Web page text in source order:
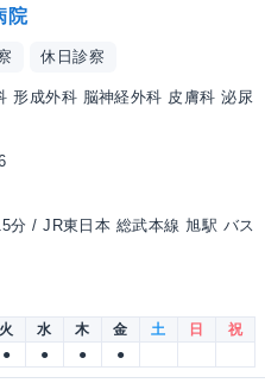
院
休日診察
形成外科 脳神経外科 皮膚科 泌尿
分 / JR東日本 総武本線 旭駅 バス
火 水 木 金 土 日
祝
● ● ● ●